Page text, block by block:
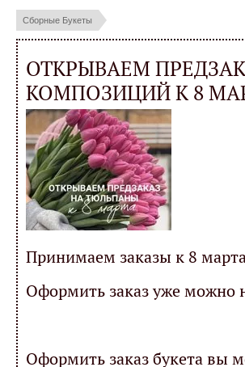
ОТКРЫВАЕМ
КОМПОЗИЦИЙ К 8
Принимаем заказы к 8
Оформить заказ уже можно
Оформить заказ букета вы
Сборные Букеты